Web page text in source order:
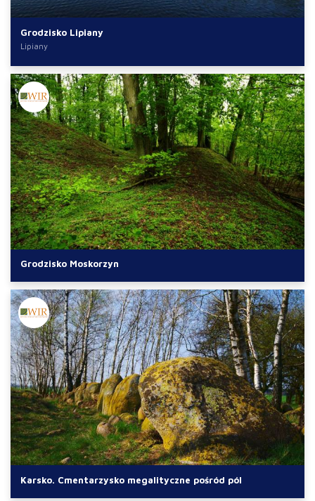
Grodzisko Lipiany
Lipiany
Grodzisko Moskorzyn
Karsko. Cmentarzysko megalityczne pośród pól